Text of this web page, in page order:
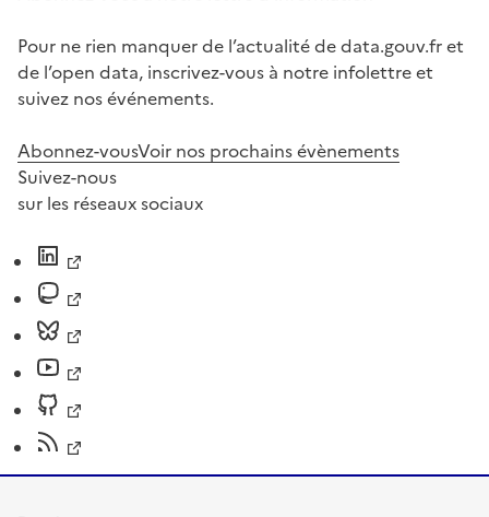
Pour ne rien manquer de l’actualité de data.gouv.fr et
de l’open data, inscrivez-vous à notre infolettre et
suivez nos événements.
Abonnez-vousVoir nos prochains évènements
Suivez-nous
sur les réseaux sociaux